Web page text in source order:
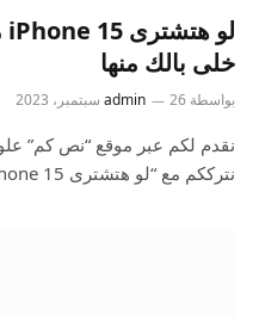
خلى بالك منها
بواسطة admin 26 سبتمبر، 2023
نقدم لكم عبر موقع “نص كم”
نترككم مع “لو هتشترى iPhone 15 من بره مصر ..…